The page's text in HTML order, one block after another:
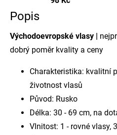
Popis
Východoevropské vlasy |
dobrý poměr kvality a ceny
Charakteristika: kvalitní
životnost vlasů
Původ: Rusko
Délka: 30 - 69 cm, na
Vlnitost: 1 - rovné vlasy,